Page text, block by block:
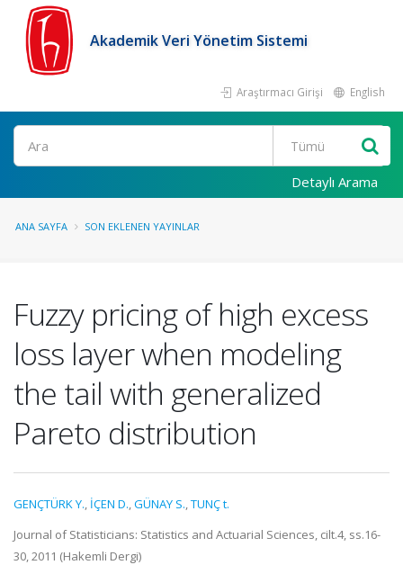
Akademik Veri Yönetim Sistemi
Araştırmacı Girişi English
Ara
Detaylı Arama
ANA SAYFA SON EKLENEN YAYINLAR
Fuzzy pricing of high excess
loss layer when modeling
the tail with generalized
Pareto distribution
GENÇTÜRK Y., İÇEN D.,GÜNAY S.,TUNÇ t.
Journal of Statisticians: Statistics and Actuarial Sciences, cilt.4, ss.16-
30, 2011 (Hakemli Dergi)